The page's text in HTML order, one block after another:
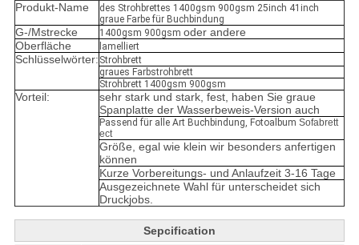
Produkt-Name
des Strohbrettes 1400gsm 900gsm 25inch 41inch
graue Farbe für Buchbindung
G-/Mstrecke 1400gsm 900gsm oder andere
Oberfläche
lamelliert
Schlüsselwörter: Strohbrett
graues Farbstrohbrett
Strohbrett 1400gsm 900gsm
Vorteil:
sehr stark und stark, fest, haben Sie graue
Spanplatte der Wasserbeweis-Version auch
Passend für alle Art Buchbindung, Fotoalbum Sofabrett
ect
Größe, egal wie klein wir besonders anfertigen
können
Kurze Vorbereitungs- und Anlaufzeit 3-16 Tage
Ausgezeichnete Wahl für unterscheidet sich
Druckjobs.
Sepcification